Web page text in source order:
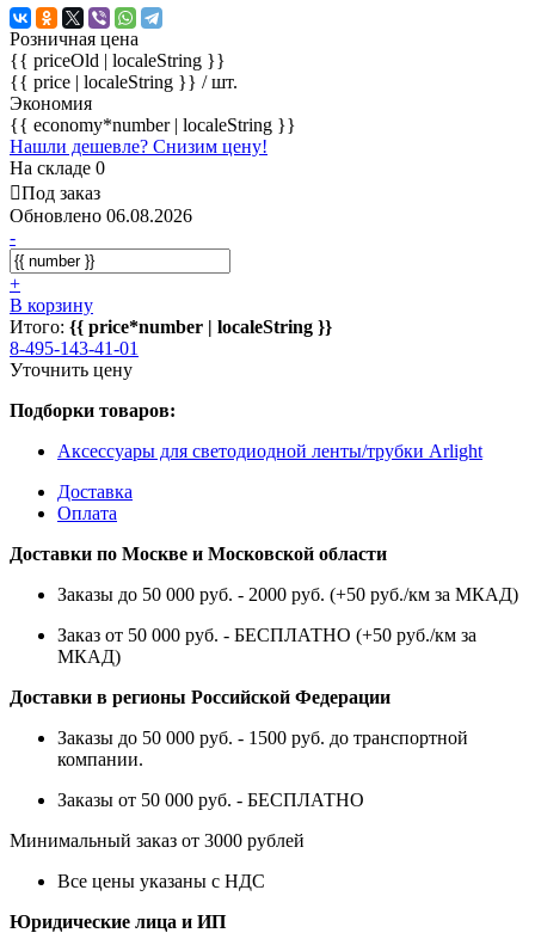
Розничная цена
{{ priceOld | localeString }}
{{ price | localeString }} / шт.
Экономия
{{ economy*number | localeString }}
Нашли дешевле? Снизим цену!
На складе 0
Под заказ
Обновлено 06.08.2026
-
+
В корзину
Итого: {{ price*number | localeString }}
8-495-143-41-01
Уточнить цену
Подборки товаров:
Аксессуары для светодиодной ленты/трубки Arlight
Доставка
Оплата
Доставки по Москве и Московской области
Заказы до 50 000 руб. - 2000 руб. (+50 руб./км за МКАД)
Заказ от 50 000 руб. - БЕСПЛАТНО (+50 руб./км за
МКАД)
Доставки в регионы Российской Федерации
Заказы до 50 000 руб. - 1500 руб. до транспортной
компании.
Заказы от 50 000 руб. - БЕСПЛАТНО
Минимальный заказ от 3000 рублей
Все цены указаны с НДС
Юридические лица и ИП